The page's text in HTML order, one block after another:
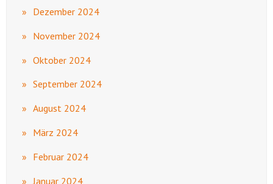
Dezember 2024
November 2024
Oktober 2024
September 2024
August 2024
März 2024
Februar 2024
Januar 2024